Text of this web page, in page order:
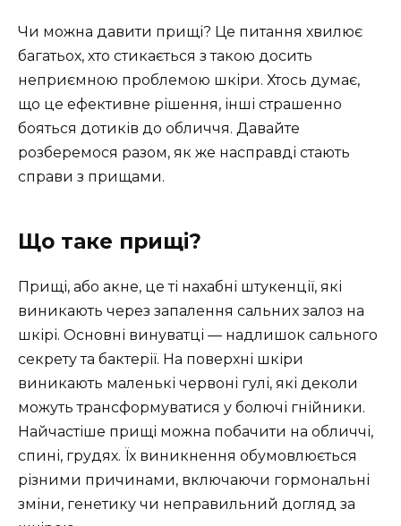
Чи можна давити прищі? Це питання хвилює
багатьох, хто стикається з такою досить
неприємною проблемою шкіри. Хтось думає,
що це ефективне рішення, інші страшенно
бояться дотиків до обличчя. Давайте
розберемося разом, як же насправді стають
справи з прищами.
Що таке прищі?
Прищі, або акне, це ті нахабні штукенції, які
виникають через запалення сальних залоз на
шкірі. Основні винуватці — надлишок сального
секрету та бактерії. На поверхні шкіри
виникають маленькі червоні гулі, які деколи
можуть трансформуватися у болючі гнійники.
Найчастіше прищі можна побачити на обличчі,
спині, грудях. Їх виникнення обумовлюється
різними причинами, включаючи гормональні
зміни, генетику чи неправильний догляд за